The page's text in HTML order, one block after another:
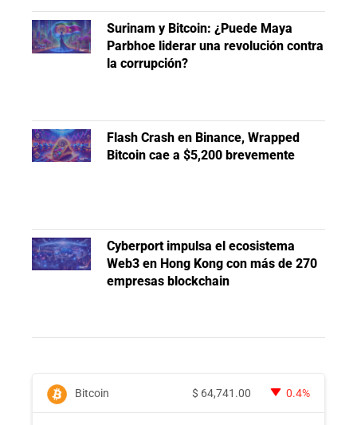
Surinam y Bitcoin: ¿Puede Maya
Parbhoe liderar una revolución contra
la corrupción?
Flash Crash en Binance, Wrapped
Bitcoin cae a $5,200 brevemente
Cyberport impulsa el ecosistema
Web3 en Hong Kong con más de 270
empresas blockchain
Bitcoin $ 64,741.00 0.4%